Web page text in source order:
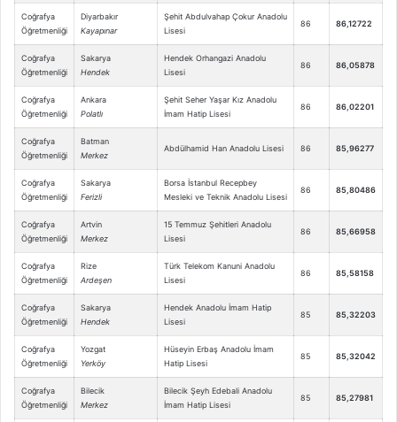
Coğrafya
Öğretmenliği
Diyarbakır
Kayapınar
Şehit Abdulvahap Çokur Anadolu
Lisesi
86 86,12722
Coğrafya
Öğretmenliği
Sakarya
Hendek
Hendek Orhangazi Anadolu
Lisesi
86 86,05878
Coğrafya
Öğretmenliği
Ankara
Polatlı
Şehit Seher Yaşar Kız Anadolu
İmam Hatip Lisesi
86 86,02201
Coğrafya
Öğretmenliği
Batman
Merkez
Abdülhamid Han Anadolu Lisesi 86 85,96277
Coğrafya
Öğretmenliği
Sakarya
Ferizli
Borsa İstanbul Recepbey
Mesleki ve Teknik Anadolu Lisesi
86 85,80486
Coğrafya
Öğretmenliği
Artvin
Merkez
15 Temmuz Şehitleri Anadolu
Lisesi
86 85,66958
Coğrafya
Öğretmenliği
Rize
Ardeşen
Türk Telekom Kanuni Anadolu
Lisesi
86 85,58158
Coğrafya
Öğretmenliği
Sakarya
Hendek
Hendek Anadolu İmam Hatip
Lisesi
85 85,32203
Coğrafya
Öğretmenliği
Yozgat
Yerköy
Hüseyin Erbaş Anadolu İmam
Hatip Lisesi
85 85,32042
Coğrafya
Öğretmenliği
Bilecik
Merkez
Bilecik Şeyh Edebali Anadolu
İmam Hatip Lisesi
85 85,27981